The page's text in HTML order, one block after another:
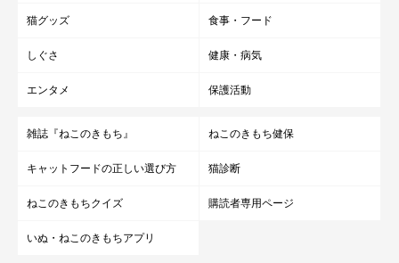
猫グッズ 食事・フード
しぐさ 健康・病気
エンタメ 保護活動
雑誌『ねこのきもち』 ねこのきもち健保
キャットフードの正しい選び方 猫診断
ねこのきもちクイズ 購読者専用ページ
いぬ・ねこのきもちアプリ